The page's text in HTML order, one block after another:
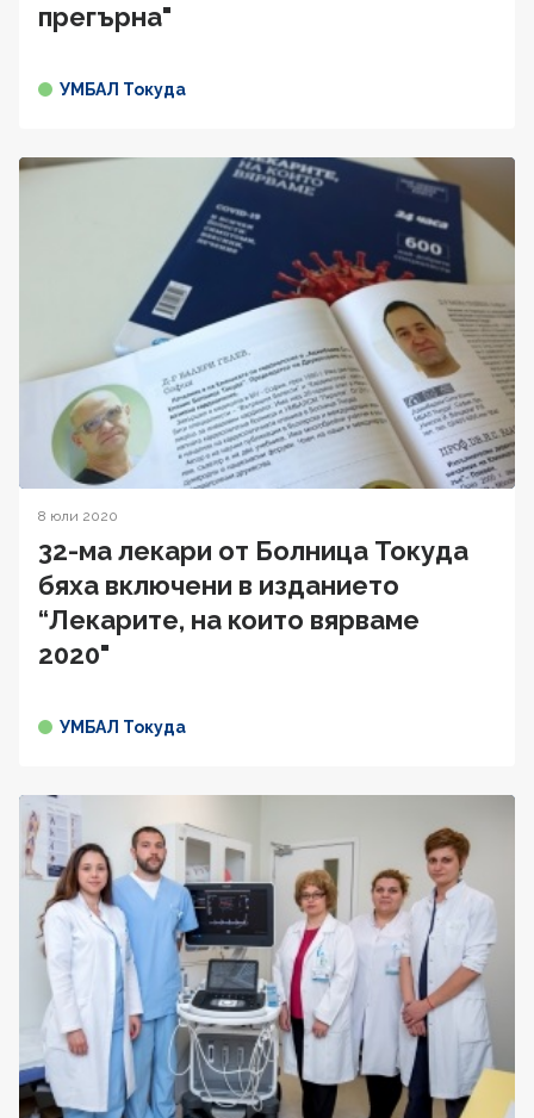
прегърна"
УМБАЛ Токуда
8 юли 2020
32-ма лекари от Болница Токуда
бяха включени в изданието
“Лекарите, на които вярваме
2020"
УМБАЛ Токуда